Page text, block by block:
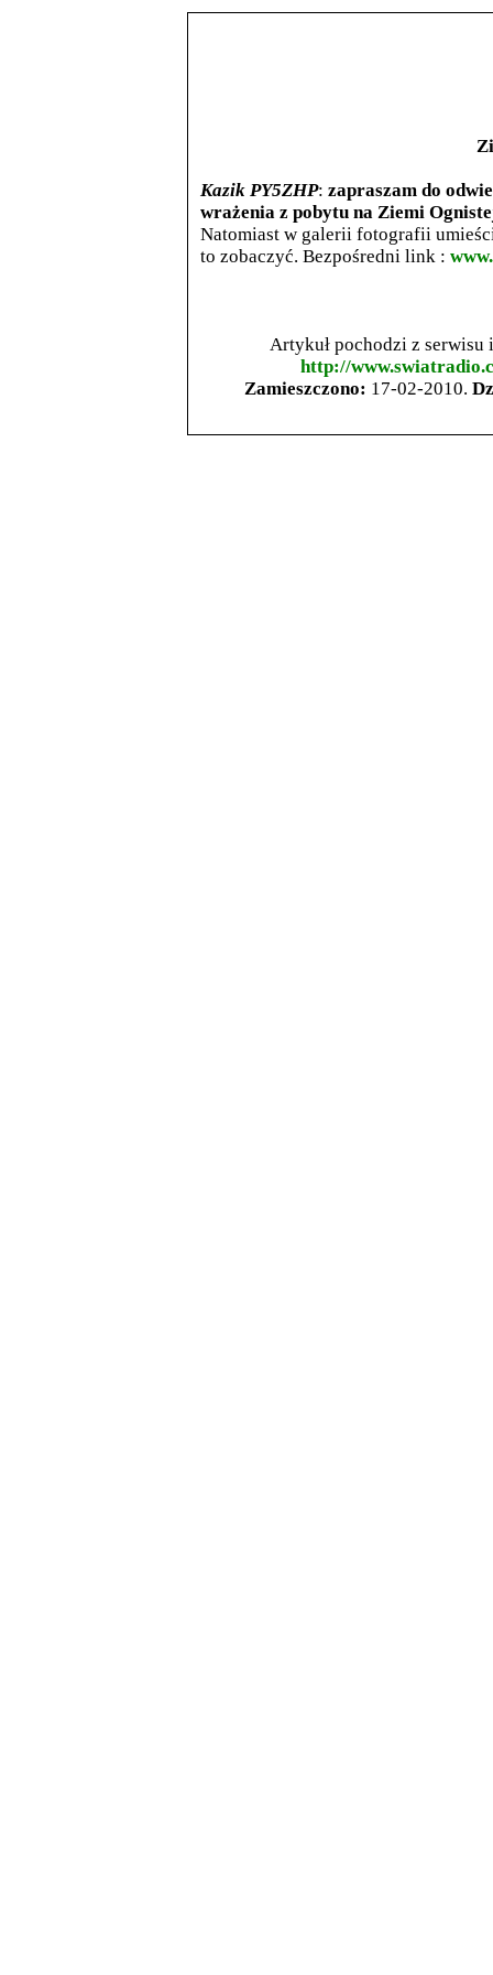
Kazik PY5ZHP: zapraszam do
wrażenia z pobytu na Ziemi
Natomiast w galerii fotografii
to zobaczyć. Bezpośredni link :
Artykuł pochodzi z
http://
Zamieszczono: 17-02-2010.